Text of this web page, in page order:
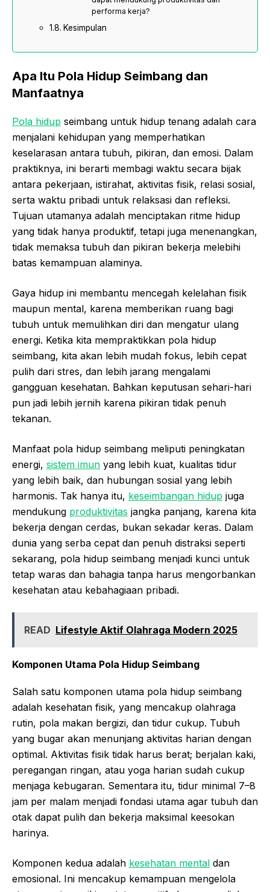
performa kerja?
Kesimpulan
Apa Itu Pola Hidup Seimbang dan
Manfaatnya
Pola hidup seimbang untuk hidup tenang adalah cara
menjalani kehidupan yang memperhatikan
keselarasan antara tubuh, pikiran, dan emosi. Dalam
praktiknya, ini berarti membagi waktu secara bijak
antara pekerjaan, istirahat, aktivitas fisik, relasi sosial,
serta waktu pribadi untuk relaksasi dan refleksi.
Tujuan utamanya adalah menciptakan ritme hidup
yang tidak hanya produktif, tetapi juga menenangkan,
tidak memaksa tubuh dan pikiran bekerja melebihi
batas kemampuan alaminya.
Gaya hidup ini membantu mencegah kelelahan fisik
maupun mental, karena memberikan ruang bagi
tubuh untuk memulihkan diri dan mengatur ulang
energi. Ketika kita mempraktikkan pola hidup
seimbang, kita akan lebih mudah fokus, lebih cepat
pulih dari stres, dan lebih jarang mengalami
gangguan kesehatan. Bahkan keputusan sehari-hari
pun jadi lebih jernih karena pikiran tidak penuh
tekanan.
Manfaat pola hidup seimbang meliputi peningkatan
energi, sistem imun yang lebih kuat, kualitas tidur
yang lebih baik, dan hubungan sosial yang lebih
harmonis. Tak hanya itu, keseimbangan hidup juga
mendukung produktivitas jangka panjang, karena kita
bekerja dengan cerdas, bukan sekadar keras. Dalam
dunia yang serba cepat dan penuh distraksi seperti
sekarang, pola hidup seimbang menjadi kunci untuk
tetap waras dan bahagia tanpa harus mengorbankan
kesehatan atau kebahagiaan pribadi.
READ Lifestyle Aktif Olahraga Modern 2025
Komponen Utama Pola Hidup Seimbang
Salah satu komponen utama pola hidup seimbang
adalah kesehatan fisik, yang mencakup olahraga
rutin, pola makan bergizi, dan tidur cukup. Tubuh
yang bugar akan menunjang aktivitas harian dengan
optimal. Aktivitas fisik tidak harus berat; berjalan kaki,
peregangan ringan, atau yoga harian sudah cukup
menjaga kebugaran. Sementara itu, tidur minimal 7–8
jam per malam menjadi fondasi utama agar tubuh dan
otak dapat pulih dan bekerja maksimal keesokan
harinya.
Komponen kedua adalah kesehatan mental dan
emosional. Ini mencakup kemampuan mengelola